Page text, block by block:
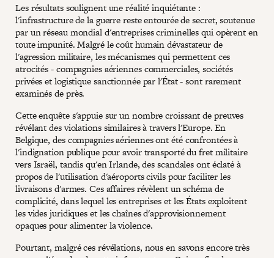
Les résultats soulignent une réalité inquiétante :
l'infrastructure de la guerre reste entourée de secret, soutenue
par un réseau mondial d'entreprises criminelles qui opèrent en
toute impunité. Malgré le coût humain dévastateur de
l'agression militaire, les mécanismes qui permettent ces
atrocités - compagnies aériennes commerciales, sociétés
privées et logistique sanctionnée par l'État - sont rarement
examinés de près.
Cette enquête s'appuie sur un nombre croissant de preuves
révélant des violations similaires à travers l'Europe. En
Belgique, des compagnies aériennes ont été confrontées à
l'indignation publique pour avoir transporté du fret militaire
vers Israël, tandis qu'en Irlande, des scandales ont éclaté à
propos de l'utilisation d'aéroports civils pour faciliter les
livraisons d'armes. Ces affaires révèlent un schéma de
complicité, dans lequel les entreprises et les États exploitent
les vides juridiques et les chaînes d'approvisionnement
opaques pour alimenter la violence.
Pourtant, malgré ces révélations, nous en savons encore très